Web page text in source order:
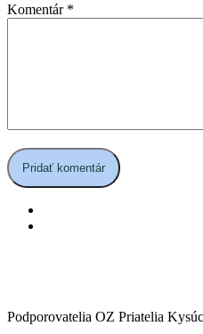
Komentár *
Podporovatelia OZ Priatelia Kysúc